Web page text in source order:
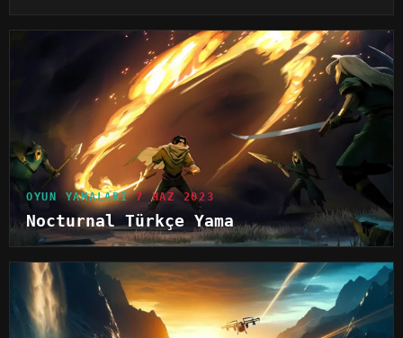
OYUN YAMALARI 7 HAZ 2023
Nocturnal Türkçe Yama